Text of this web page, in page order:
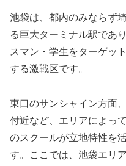
池袋は、都内のみならず
る巨大ターミナル駅であ
スマン・学生をターゲッ
する激戦区です。
東口のサンシャイン方面
付近など、エリアによっ
のスクールが立地特性を
す。ここでは、池袋エリ